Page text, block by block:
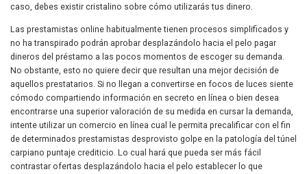
caso, debes existir cristalino sobre cómo utilizarás tus dinero.
Las prestamistas online habitualmente tienen procesos simplificados y
no ha transpirado podrán aprobar desplazándolo hacia el pelo pagar
dineros del préstamo a las pocos momentos de escoger su demanda.
No obstante, esto no quiere decir que resultan una mejor decisión de
aquellos prestatarios. Si no llegan a convertirse en focos de luces siente
cómodo compartiendo información en secreto en línea o bien desea
encontrarse una superior valoración de su medida en cursar la demanda,
intente utilizar un comercio en línea cual le permita precalificar con el fin
de determinados prestamistas desprovisto golpe en la patologí­a del túnel
carpiano puntaje crediticio. Lo cual hará que pueda ser más fácil
contrastar ofertas desplazándolo hacia el pelo establecer lo que